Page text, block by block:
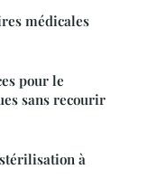
médicales
pour le
sans recourir
à